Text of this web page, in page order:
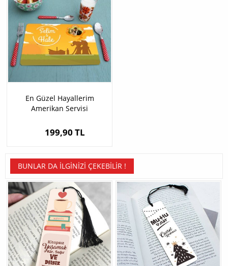
En Güzel Hayallerim
Amerikan Servisi
199,90 TL
BUNLAR DA İLGINIZI ÇEKEBILIR !